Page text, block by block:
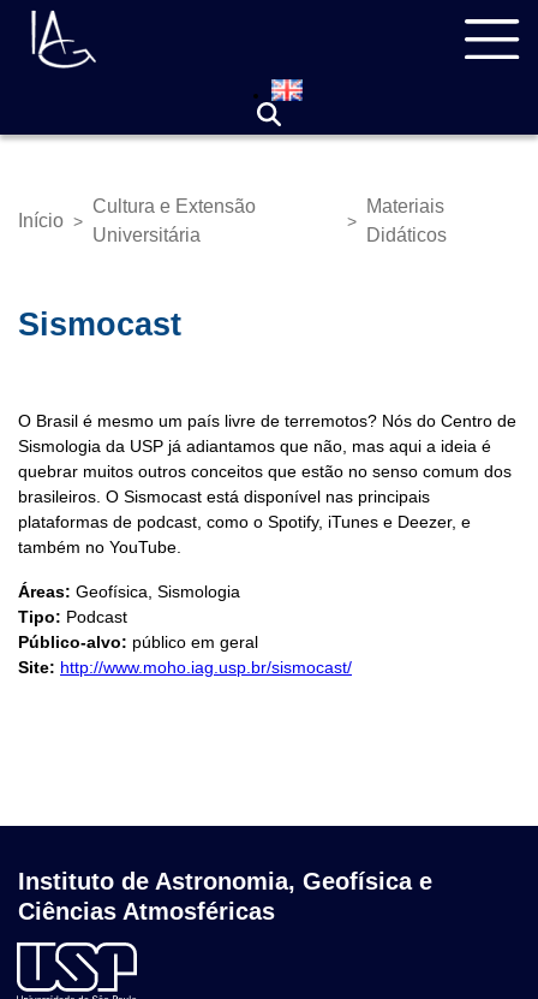
Pular
para
Trilha
Início >
Cultura e Extensão
Universitária
>
Materiais
Didáticos
Sismocast
O Brasil é mesmo um país livre de terremotos? Nós do Centro de
Sismologia da USP já adiantamos que não, mas aqui a ideia é
quebrar muitos outros conceitos que estão no senso comum dos
brasileiros. O Sismocast está disponível nas principais
plataformas de podcast, como o Spotify, iTunes e Deezer, e
também no YouTube.
Áreas: Geofísica, Sismologia
Tipo: Podcast
Público-alvo: público em geral
Site: http://www.moho.iag.usp.br/sismocast/
Instituto de Astronomia, Geofísica e
Ciências Atmosféricas